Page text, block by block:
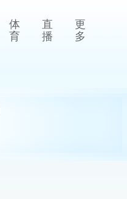
体
育
直
播
更
多